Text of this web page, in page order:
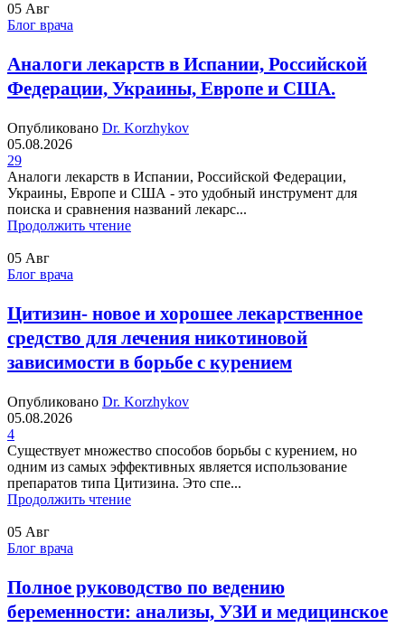
05 Авг
Блог врача
Аналоги лекарств в Испании, Российской
Федерации, Украины, Европе и США.
Опубликовано Dr. Korzhykov
05.08.2026
29
Аналоги лекарств в Испании, Российской Федерации,
Украины, Европе и США - это удобный инструмент для
поиска и сравнения названий лекарс...
Продолжить чтение
05 Авг
Блог врача
Цитизин- новое и хорошее лекарственное
средство для лечения никотиновой
зависимости в борьбе с курением
Опубликовано Dr. Korzhykov
05.08.2026
4
Существует множество способов борьбы с курением, но
одним из самых эффективных является использование
препаратов типа Цитизина. Это спе...
Продолжить чтение
05 Авг
Блог врача
Полное руководство по ведению
беременности: анализы, УЗИ и медицинское